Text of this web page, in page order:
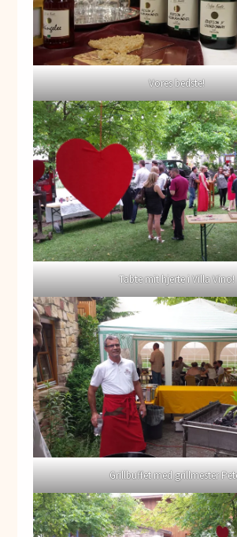
Vores bedste!
Tabte mit hjerte i Villa Vino!
Grillbuffet med grillmester